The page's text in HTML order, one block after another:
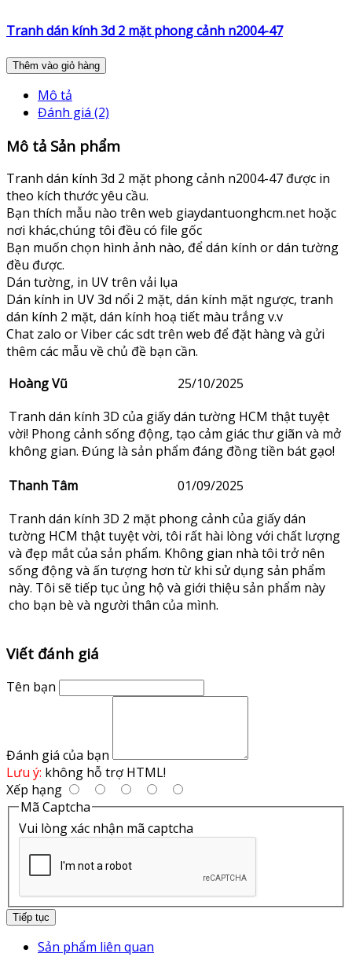
Tranh dán kính 3d 2 mặt phong cảnh n2004-47
Thêm vào giỏ hàng
Mô tả
Đánh giá (2)
Mô tả Sản phẩm
Tranh dán kính 3d 2 mặt phong cảnh n2004-47 được in
theo kích thước yêu cầu.
Bạn thích mẫu nào trên web giaydantuonghcm.net hoặc
nơi khác,chúng tôi đều có file gốc
Bạn muốn chọn hình ảnh nào, để dán kính or dán tường
đều được.
Dán tường, in UV trên vải lụa
Dán kính in UV 3d nổi 2 mặt, dán kính mặt ngược, tranh
dán kính 2 mặt, dán kính hoạ tiết màu trắng v.v
Chat zalo or Viber các sdt trên web để đặt hàng và gửi
thêm các mẫu về chủ đề bạn cần.
Hoàng Vũ
25/10/2025
Tranh dán kính 3D của giấy dán tường HCM thật tuyệt
vời! Phong cảnh sống động, tạo cảm giác thư giãn và mở
không gian. Đúng là sản phẩm đáng đồng tiền bát gạo!
Thanh Tâm
01/09/2025
Tranh dán kính 3D 2 mặt phong cảnh của giấy dán
tường HCM thật tuyệt vời, tôi rất hài lòng với chất lượng
và đẹp mắt của sản phẩm. Không gian nhà tôi trở nên
sống động và ấn tượng hơn từ khi sử dụng sản phẩm
này. Tôi sẽ tiếp tục ủng hộ và giới thiệu sản phẩm này
cho bạn bè và người thân của mình.
Viết đánh giá
Tên bạn
Đánh giá của bạn
Lưu ý: không hỗ trợ HTML!
Xếp hạng
Mã Captcha
Vui lòng xác nhận mã captcha
Tiếp tục
Sản phẩm liên quan